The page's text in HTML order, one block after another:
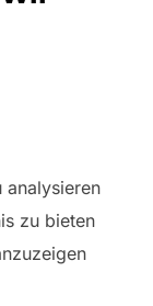
analysieren
zu bieten